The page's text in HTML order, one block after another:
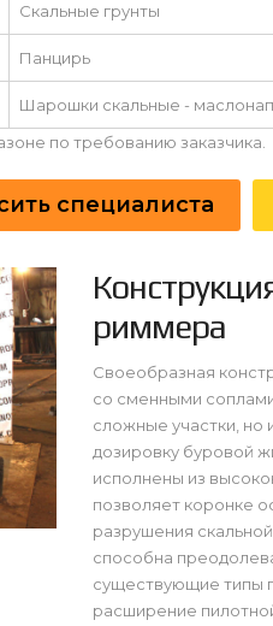
Скальные грунты
Панцирь
Шарошки скальные -
по требованию заказчика.
специалиста
риммера
Своеобразная
со сменными
сложные участки, но
дозировку буровой
исполнены из
позволяет коронке
разрушения
способна
существующие типы
расширение